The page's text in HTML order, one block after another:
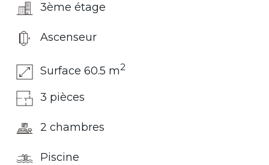
3ème étage
Ascenseur
Surface 60.5 m2
3 pièces
2 chambres
Piscine